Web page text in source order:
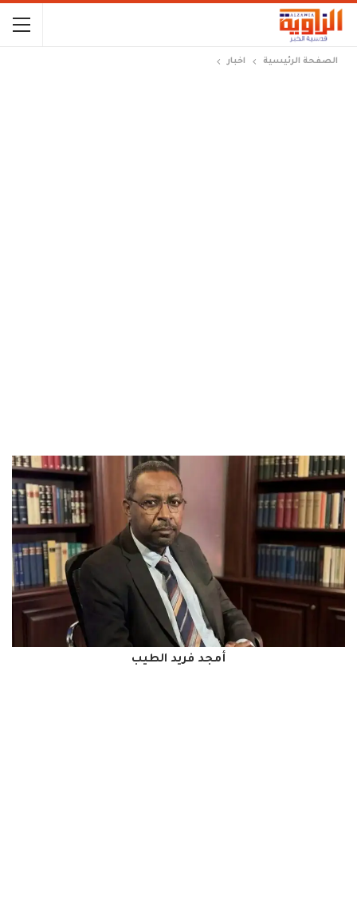
الصفحة الرئيسية اخبار
أمجد فريد الطيب